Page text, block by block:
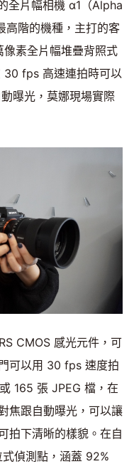
全片幅相機 α1（Alpha
高階的機種，主打的客
素全片幅堆疊背照式
30 fps 高速連拍時可以
曝光，莫娜現場實際
CMOS 感光元件，可
可以用 30 fps 速度拍
165 張 JPEG 檔，在
焦跟自動曝光，可以讓
拍下清晰的樣貌。在自
偵測點，涵蓋 92%